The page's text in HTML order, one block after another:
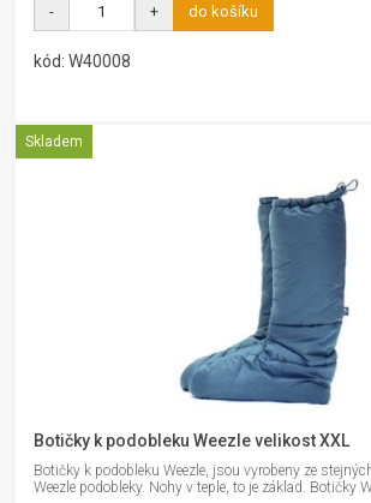
- + do košíku
kód: W40008
Skladem
Botičky k podobleku Weezle velikost XXL
Botičky k podobleku Weezle, jsou vyrobeny ze
Weezle podobleky. Nohy v teple, to je základ. Botičky